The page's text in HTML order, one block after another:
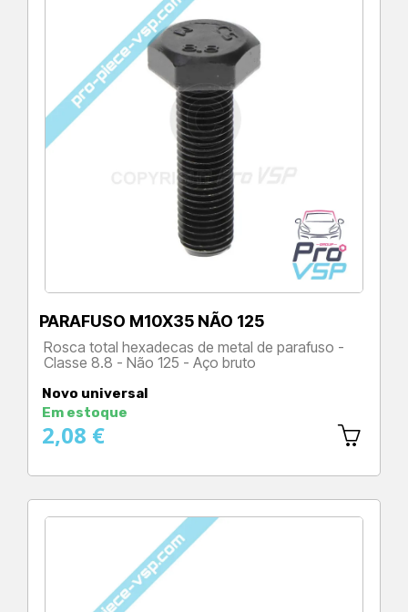
PARAFUSO M10X35 NÃO 125
Rosca total hexadecas de metal de parafuso -
Classe 8.8 - Não 125 - Aço bruto
Novo universal
Em estoque
2,08 €